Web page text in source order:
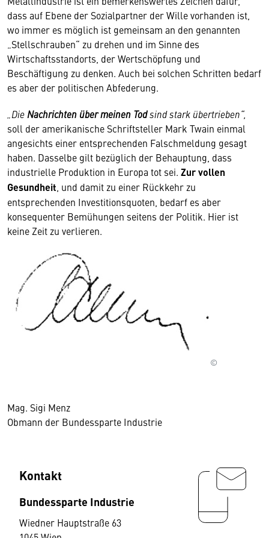
dass auf Ebene der Sozialpartner der Wille vorhanden ist,
wo immer es möglich ist gemeinsam an den genannten
„Stellschrauben“ zu drehen und im Sinne des
Wirtschaftsstandorts, der Wertschöpfung und
Beschäftigung zu denken. Auch bei solchen Schritten bedarf
es aber der politischen Abfederung.
„Die Nachrichten über meinen Todsind stark übertrieben“,
soll der amerikanische Schriftsteller Mark Twain einmal
angesichts einer entsprechenden Falschmeldung gesagt
haben. Dasselbe gilt bezüglich der Behauptung, dass
industrielle Produktion in Europa tot sei. Zur vollen
Gesundheit , und damit zu einer Rückkehr zu
entsprechenden Investitionsquoten, bedarf es aber
konsequenter Bemühungen seitens der Politik. Hier ist
keine Zeit zu verlieren.
©
Mag. Sigi Menz
Obmann der Bundessparte Industrie
Kontakt
Bundessparte Industrie
Wiedner Hauptstraße 63